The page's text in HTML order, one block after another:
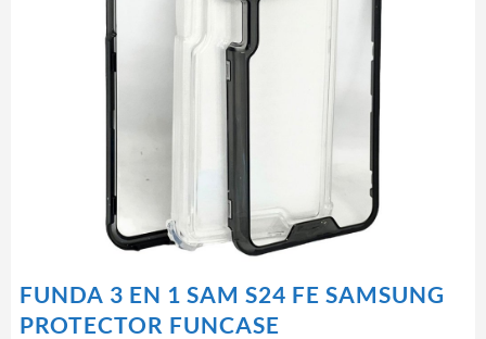
FUNDA 3 EN 1 SAM S24 FE SAMSUNG
PROTECTOR FUNCASE